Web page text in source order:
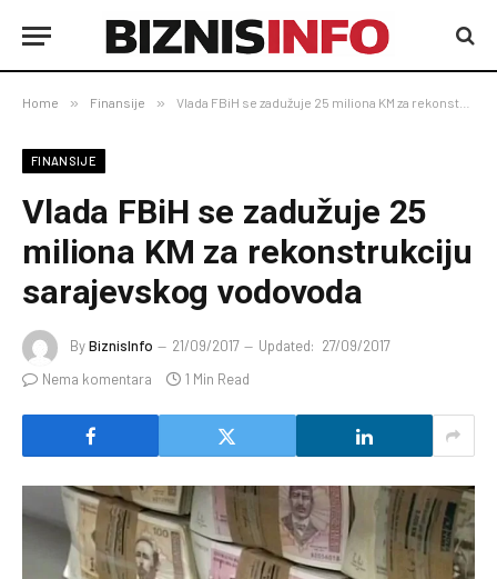
Home » Finansije » Vlada FBiH se zadužuje 25 miliona KM za rekonstrukciju sarajevskog vodovoda
FINANSIJE
Vlada FBiH se zadužuje 25
miliona KM za rekonstrukciju
sarajevskog vodovoda
ByBiznisInfo 21/09/2017 Updated: 27/09/2017
Nema komentara
1 Min Read